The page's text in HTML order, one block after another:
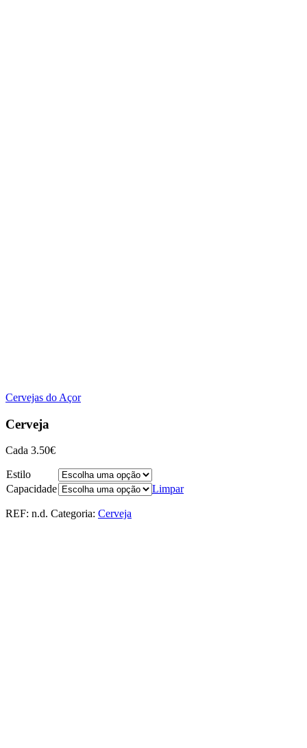
Cervejas do Açor
Cerveja
Cada 3.50€
Estilo
Capacidade
Limpar
REF: n.d. Categoria: Cerveja